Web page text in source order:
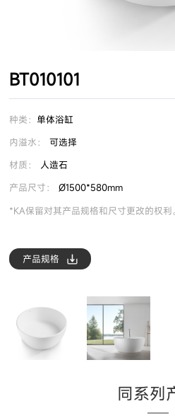
BT010101
种类：单体浴缸
内溢水：
可选择
材质：
人造石
产品尺寸：
Ø1500*580mm
*KA保留对其产品规格和尺寸更改的权利
产品规格
同系列